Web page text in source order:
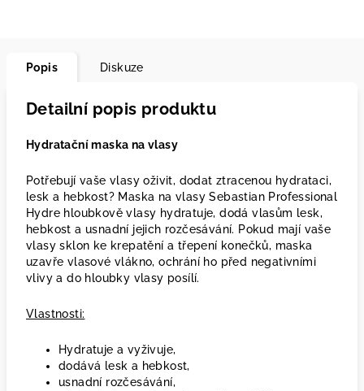
Popis Diskuze
Detailní popis produktu
Hydratační maska na vlasy
Potřebují vaše vlasy oživit, dodat ztracenou hydrataci,
lesk a hebkost? Maska na vlasy Sebastian Professional
Hydre hloubkově vlasy hydratuje, dodá vlasům lesk,
hebkost a usnadní jejich rozčesávání. Pokud mají vaše
vlasy sklon ke krepatění a třepení konečků, maska
uzavře vlasové vlákno, ochrání ho před negativními
vlivy a do hloubky vlasy posílí.
Vlastnosti:
Hydratuje a vyživuje,
dodává lesk a hebkost,
usnadní rozčesávání,